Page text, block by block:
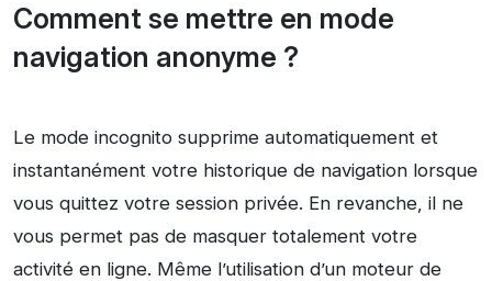
Comment se mettre en mode
navigation anonyme ?
Le mode incognito supprime automatiquement et
instantanément votre historique de navigation lorsque
vous quittez votre session privée. En revanche, il ne
vous permet pas de masquer totalement votre
activité en ligne. Même l’utilisation d’un moteur de